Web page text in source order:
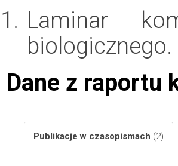
Laminar
Dane z raportu
Publikacje w czasopismach (2)